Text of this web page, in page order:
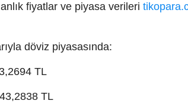
fiyatlar ve piyasa verileri
döviz piyasasında:
TL
43,2838 TL